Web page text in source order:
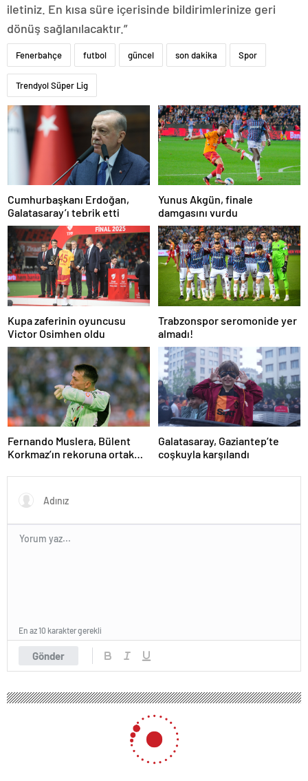
iletiniz. En kısa süre içerisinde bildirimlerinize geri
dönüş sağlanılacaktır.”
Fenerbahçe futbol güncel son dakika Spor
Trendyol Süper Lig
Cumhurbaşkanı Erdoğan,
Galatasaray’ı tebrik etti
Yunus Akgün, finale
damgasını vurdu
Kupa zaferinin oyuncusu
Victor Osimhen oldu
Trabzonspor seromonide yer
almadı!
Fernando Muslera, Bülent
Korkmaz’ın rekoruna ortak
Galatasaray, Gaziantep’te
coşkuyla karşılandı
Gönder
En az 10 karakter gerekli